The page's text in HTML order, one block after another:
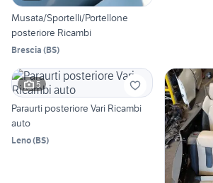
Musata/Sportelli/Portellone
posteriore Ricambi
Brescia (BS)
5
Paraurti posteriore Vari Ricambi
auto
Leno(BS)